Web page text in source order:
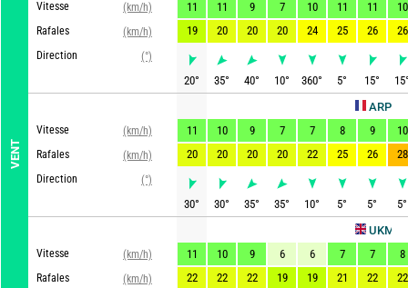
VENT
Vitesse
(km/h)
Rafales
(km/h)
Direction
(°)
ARPEGE
Vitesse
(km/h)
Rafales
(km/h)
Direction
(°)
UKMO
Vitesse
(km/h)
Rafales
(km/h)
11 11 9 7 10 11 11
10
19
20 20 20 24 25 26 26
20° 35° 40° 10° 360° 5° 15° 15
11 10 9 7 7 8 9
10
20
20 20 20 22 25 26 28
30° 30° 35° 35° 10° 5° 5° 5°
11 10 9 6 6 7 7
8
22
22 22 19 19 21 22 22